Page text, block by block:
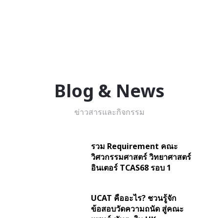
Blog & News
ข่าวสารและกิจกรรม
รวม Requirement คณะ
วิศวกรรมศาสตร์ วิทยาศาสตร์
อินเตอร์ TCAS68 รอบ 1
UCAT คืออะไร? ชวนรู้จัก
ข้อสอบวัดความถนัด สู่คณะ